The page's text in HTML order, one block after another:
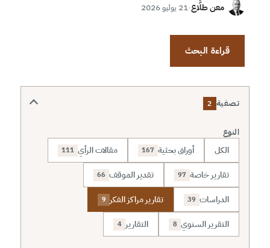
معن طلَّاع·21 يوليو 2026
قراءة البحث
تصفية 2
النوع
الكل أوراق بحثية 167 مقالات الرأي 111
تقارير خاصة 97 تقدير الموقف 66
الدراسات 39 تقارير مراكز الفكر 9
التقرير السنوي 8 التقارير 4